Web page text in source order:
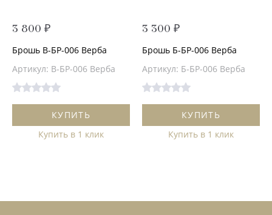
3 800 ₽
Брошь В-БР-006 Верба
Артикул: В-БР-006 Верба
КУПИТЬ
Купить в 1 клик
3 300 ₽
Брошь Б-БР-006 Верба
Артикул: Б-БР-006 Верба
КУПИТЬ
Купить в 1 клик